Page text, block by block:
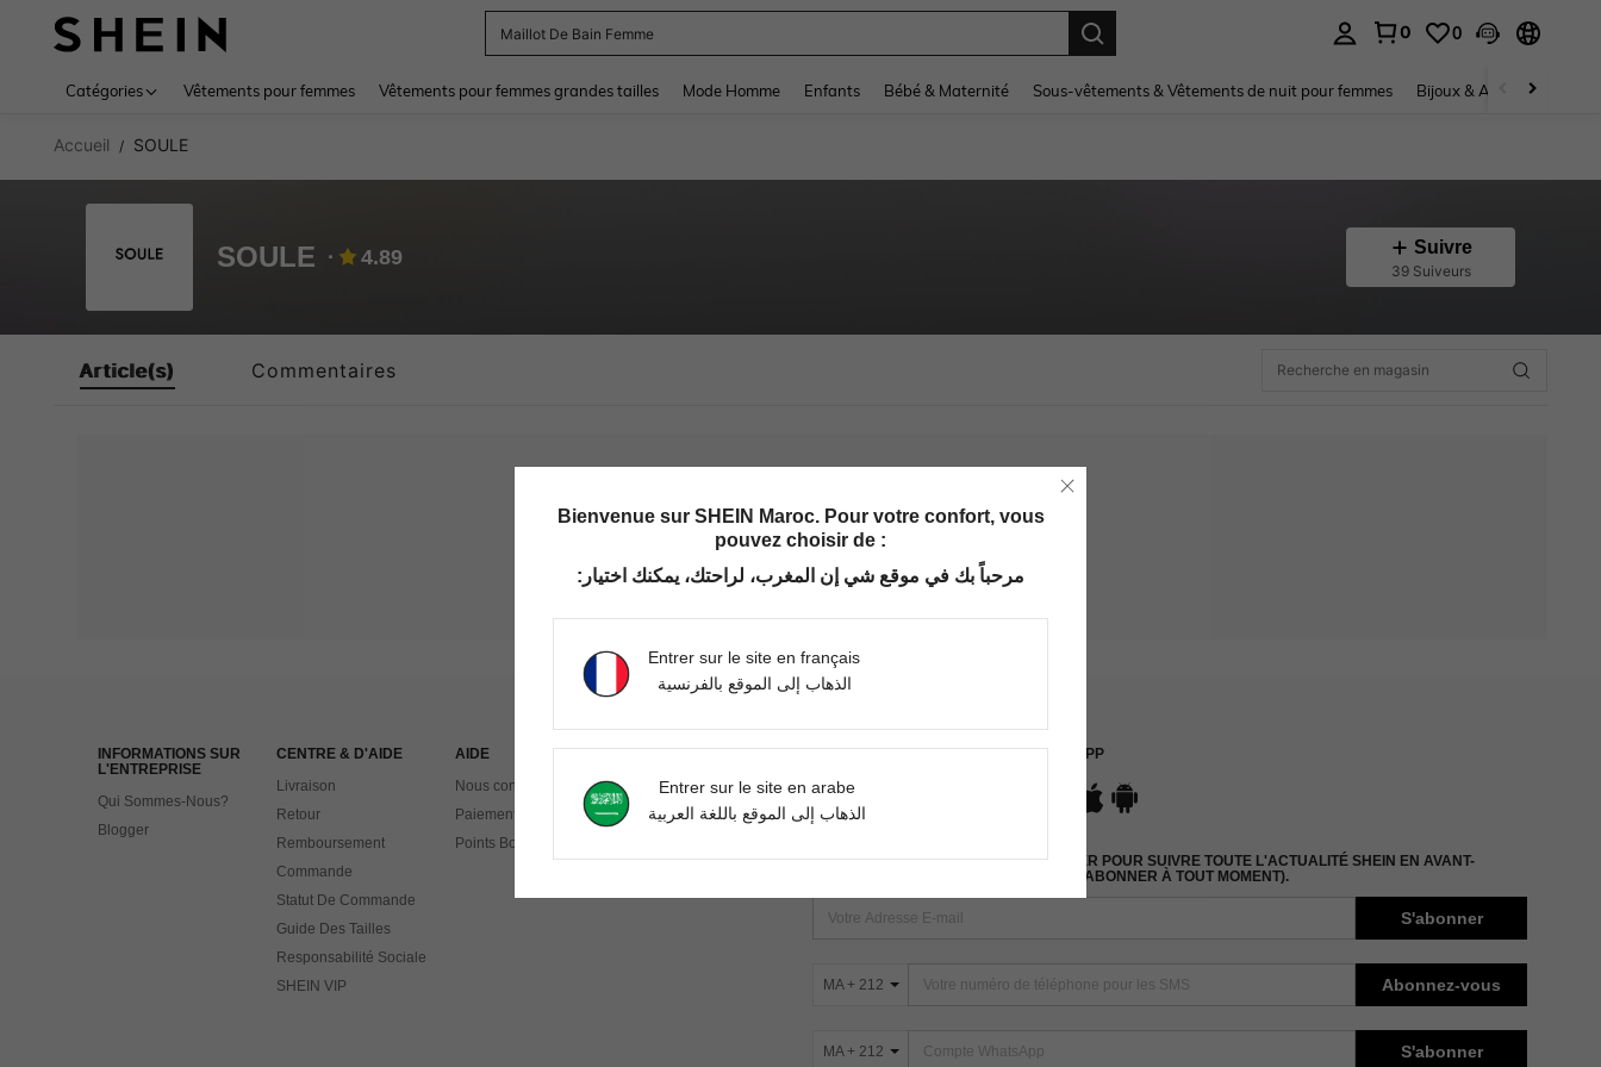
Maillot De Bain Femme
0 0
Catégories Vêtements pour femmes Vêtements pour femmes grandes tailles Mode Homme Enfants Bébé & Maternité Sous-vêtements & Vêtements de nuit pour femmes Bijoux & Accessoires pour
Accueil / SOULE
SOULE 4.89 Suivre
39 Suiveurs
Article(s) Commentaires
Aucun article trouvé. Veuillez essayer une autre recherche.
INFORMATIONS SUR
L'ENTREPRISE
Qui Sommes-Nous?
Blogger
CENTRE & D'AIDE
Livraison
Retour
Remboursement
Commande
Statut De Commande
Guide Des Tailles
Responsabilité Sociale
SHEIN VIP
AIDE
Nous contacter
Paiement
Points Bonus
TROUVEZ-NOUS SUR APP
ABONNEZ-VOUS À NOTRE NEWSLETTER POUR SUIVRE TOUTE L'ACTUALITÉ SHEIN EN AVANT-
PREMIÈRE ! (VOUS POUVEZ VOUS DÉSABONNER À TOUT MOMENT).
S'abonner
MA + 212 Abonnez-vous
MA + 212 S'abonner
Bienvenue sur SHEIN Maroc. Pour votre confort, vous
pouvez choisir de :
مرحباً بك في موقع شي إن المغرب، لراحتك، يمكنك اختيار:
Entrer sur le site en français
الذهاب إلى الموقع بالفرنسية
Entrer sur le site en arabe
الذهاب إلى الموقع باللغة العربية